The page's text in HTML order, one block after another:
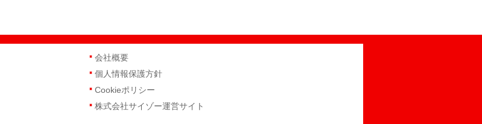
会社概要
個人情報保護方針
Cookieポリシー
株式会社サイゾー運営サイト